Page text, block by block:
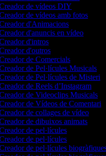
de vídeos DIY
de vídeos amb fotos
d'Animacions
d'anuncis en vídeo
d'intros
d'outros
de Comercials
de Pel·lícules Musicals
de Pel·lícules de Misteri
de Reels d’Instagram
de Videoclips Musicals
de Vídeos de Comentari
de collages de vídeo
de dibuixos animats
de pel·lícules
de pel·lícules
de pel·lícules biogràfiques